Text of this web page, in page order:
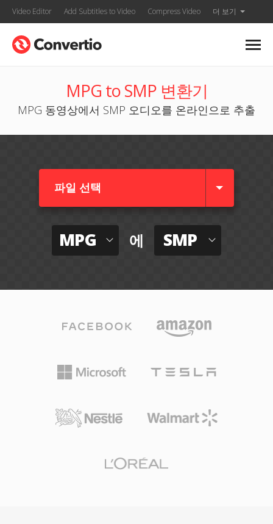
Video Editor Add Subtitles to Video Compress Video 더 보기
MPG to SMP 변환기
MPG 동영상에서 SMP 오디오를 온라인으로 추출
파일 선택
MPG 에 SMP